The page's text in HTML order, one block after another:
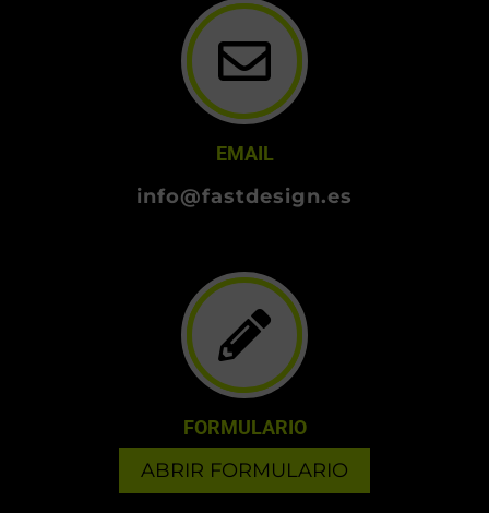
EMAIL
info@fastdesign.es
FORMULARIO
ABRIR FORMULARIO